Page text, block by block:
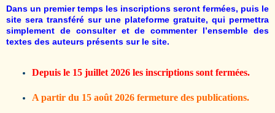
Dans un premier temps les inscriptions seront fermées, puis le
site sera transféré sur une plateforme gratuite, qui permettra
simplement de consulter et de commenter l’ensemble des
textes des auteurs présents sur le site.
Depuis le 15 juillet 2026 les inscriptions sont fermées.
A partir du 15 août 2026 fermeture des publications.